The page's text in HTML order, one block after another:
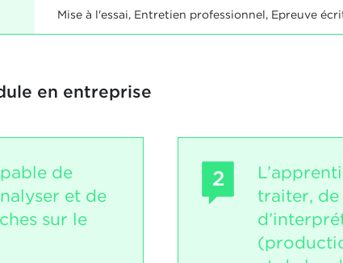
Mise à l'essai, Entretien professionnel, Epreuve
en entreprise
de
et de
sur le
2
traiter,